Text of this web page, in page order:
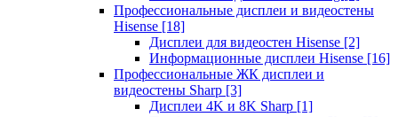
Профессиональные дисплеи и видеостены
Hisense [18]
Дисплеи для видеостен Hisense [2]
Информационные дисплеи Hisense [16]
Профессиональные ЖК дисплеи и
видеостены Sharp [3]
Дисплеи 4K и 8K Sharp [1]